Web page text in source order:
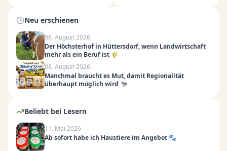
Neu erschienen
08. August 2026
Der Höchsterhof in Hüttersdorf, wenn Landwirtschaft
mehr als ein Beruf ist 🌾
08. August 2026
Manchmal braucht es Mut, damit Regionalität
überhaupt möglich wird 🐄
Beliebt bei Lesern
11. Mai 2026
Ab sofort habe ich Haustiere im Angebot 🐾